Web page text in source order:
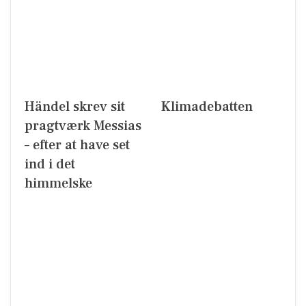
Händel skrev sit
pragtværk Messias
– efter at have set
ind i det
himmelske
Klimadebatten